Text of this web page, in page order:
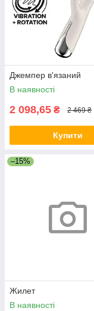
Джемпер в'язаний
В наявності
2 098,65 ₴ 2 469 ₴
Купити
–15%
Жилет
В наявності